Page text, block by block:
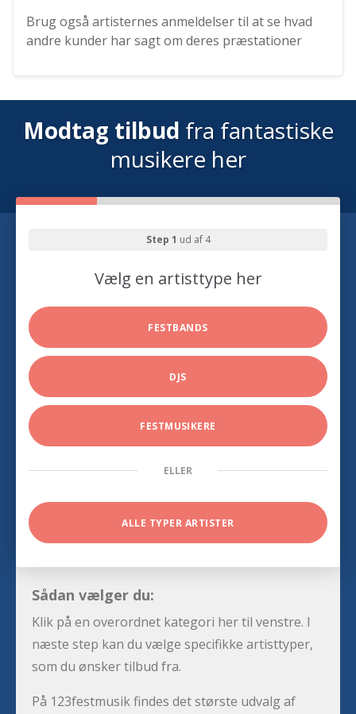
Brug også artisternes anmeldelser til at se hvad
andre kunder har sagt om deres præstationer
Modtag tilbud fra fantastiske
musikere her
Step 1 ud af 4
Vælg en artisttype her
FESTBANDS
DJS
FESTMUSIKERE
ELLER
ALLE TYPER ARTISTER
Sådan vælger du:
Klik på en overordnet kategori her til venstre. I
næste step kan du vælge specifikke artisttyper,
som du ønsker tilbud fra.
På 123festmusik findes det største udvalg af